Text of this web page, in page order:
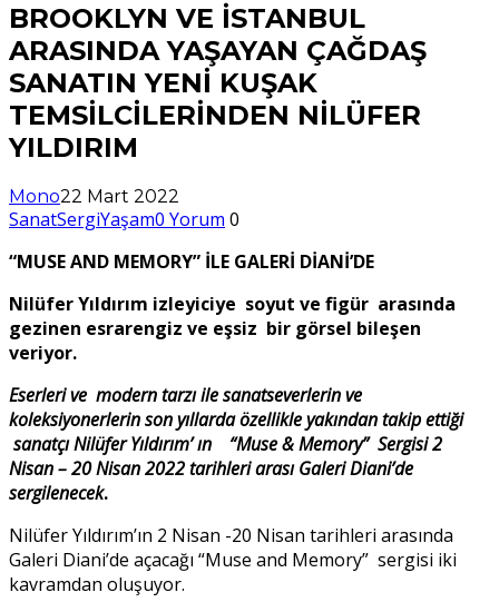
BROOKLYN VE İSTANBUL
ARASINDA YAŞAYAN ÇAĞDAŞ
SANATIN YENİ KUŞAK
TEMSİLCİLERİNDEN NİLÜFER
YILDIRIM
Mono22 Mart 2022
SanatSergiYaşam0 Yorum 0
“MUSE AND MEMORY” İLE GALERİ DİANİ’DE
Nilüfer Yıldırım izleyiciye soyut ve figür arasında
gezinen esrarengiz ve eşsiz bir görsel bileşen
veriyor.
Eserleri ve modern tarzı ile sanatseverlerin ve
koleksiyonerlerin son yıllarda özellikle yakından takip ettiği
sanatçı Nilüfer Yıldırım’ ın “Muse & Memory” Sergisi 2
Nisan – 20 Nisan 2022 tarihleri arası Galeri Diani’de
sergilenecek.
Nilüfer Yıldırım’ın 2 Nisan -20 Nisan tarihleri arasında
Galeri Diani’de açacağı “Muse and Memory” sergisi iki
kavramdan oluşuyor.